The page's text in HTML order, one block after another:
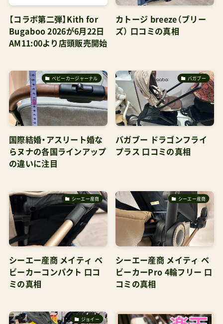
【コラボ第二弾】Kith for
Bugaboo 2026が6月22日
AM11:00より店頭販売開始
カトージ breeze（ブリー
ズ） 口コミの真相
ベビーカージャーナル
国際結婚・アスリート婚な
らヌナの各国ラインアップ
の違いに注目
バガブー
バガブー ドラゴンフライ
プラス 口コミの真相
シーエー産商
シーエー産商 メイティ ベ
ビーカーコンパクト 口コ
ミの真相
シーエー産商
シーエー産商 メイティ ベ
ビーカーPro 4輪フリー 口
コミの真相
ジョイー